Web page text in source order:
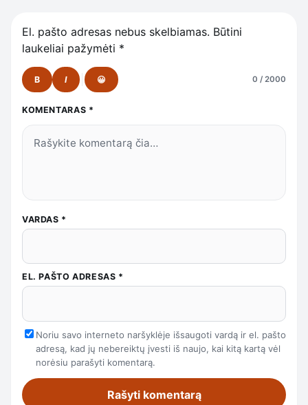
El. pašto adresas nebus skelbiamas. Būtini
laukeliai pažymėti *
B I 😀 0 / 2000
KOMENTARAS *
VARDAS *
EL. PAŠTO ADRESAS *
Noriu savo interneto naršyklėje išsaugoti vardą ir el. pašto
adresą, kad jų nebereiktų įvesti iš naujo, kai kitą kartą vėl
norėsiu parašyti komentarą.